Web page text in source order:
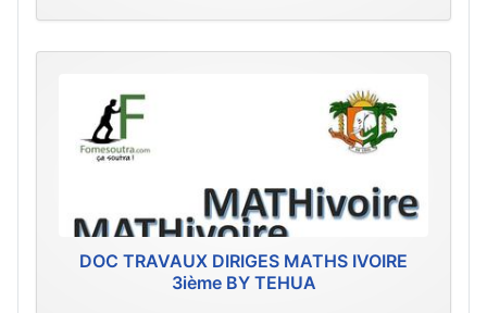
DOC TRAVAUX DIRIGES MATHS IVOIRE
3ième BY TEHUA